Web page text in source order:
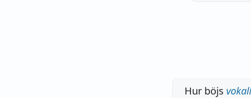
Hur böjs